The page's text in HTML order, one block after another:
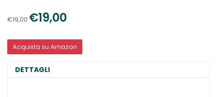
€19,00 €19,00
Acquista su Amazon
DETTAGLI